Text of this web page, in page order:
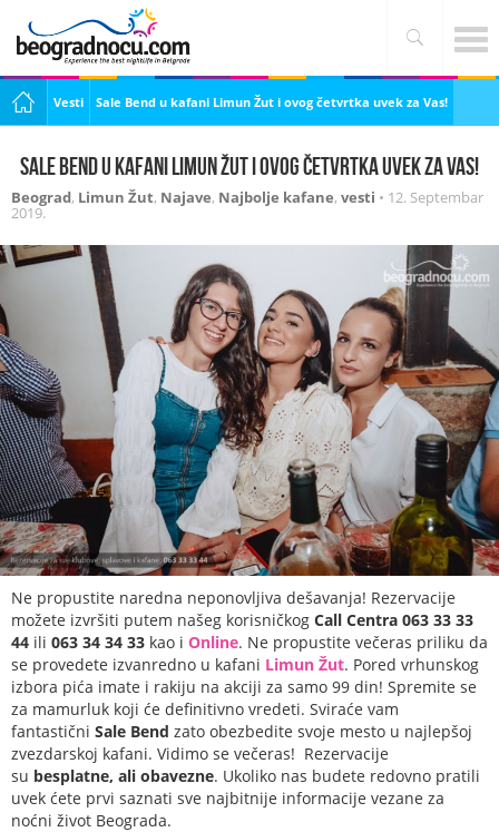
Vesti Sale Bend u kafani Limun Žut i ovog četvrtka uvek za Vas!
Sale Bend u kafani Limun Žut i ovog četvrtka uvek za Vas!
Beograd, Limun Žut, Najave, Najbolje kafane, vesti • 12. Septembar
2019.
Ne propustite naredna neponovljiva dešavanja! Rezervacije
možete izvršiti putem našeg korisničkog Call Centra 063 33 33
44 ili 063 34 34 33 kao i Online. Ne propustite večeras priliku da
se provedete izvanredno u kafani Limun Žut. Pored vrhunskog
izbora pića imate i rakiju na akciji za samo 99 din! Spremite se
za mamurluk koji će definitivno vredeti. Sviraće vam
fantastični Sale Bend zato obezbedite svoje mesto u najlepšoj
zvezdarskoj kafani. Vidimo se večeras! Rezervacije
su besplatne, ali obavezne. Ukoliko nas budete redovno pratili
uvek ćete prvi saznati sve najbitnije informacije vezane za
noćni život Beograda.